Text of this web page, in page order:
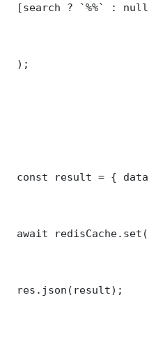
[search ? `%%` :
);
const result = {
await
res.json(result);